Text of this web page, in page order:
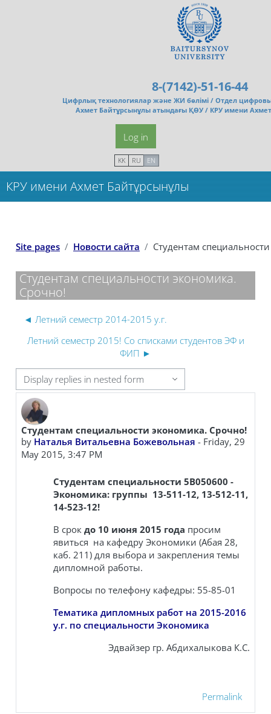
8-(7142)-51-16-44
Цифрлық технологиялар және ЖИ бөлімі / Отдел
Ахмет Байтұрсынұлы атындағы ҚӨУ / КРУ имени
Log in
KK RU EN
КРУ имени Ахмет Байтұрсынұлы
Site pages Новости сайта Студентам
Студентам специальности экономика.
Срочно!
◄ Летний семестр 2014-2015 у.г.
Летний семестр 2015! Со списками студентов ЭФ и
ФИП ►
mode
Студентам специальности экономика. Срочно!
by Наталья Витальевна Божевольная - Friday, 29
May 2015, 3:47 PM
Number of replies: 0
Студентам специальности 5B050600 -
Экономика: группы 13-511-12, 13-512-11,
14-523-12!
В срок до 10 июня 2015 года просим
явиться на кафедру Экономики (Абая 28,
каб. 211) для выбора и закрепления темы
дипломной работы.
Вопросы по телефону кафедры: 55-85-01
Тематика дипломных работ на 2015-2016
у.г. по специальности Экономика
Эдвайзер гр. Абдихалыкова К.С.
Permalink